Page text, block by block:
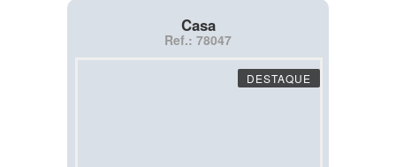
Casa
Ref.: 78047
DESTAQUE